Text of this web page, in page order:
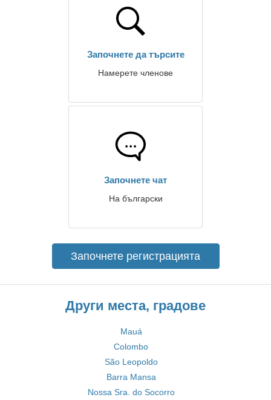
Започнете да търсите
Намерете членове
Започнете чат
На български
Започнете регистрацията
Други места, градове
Mauá
Colombo
São Leopoldo
Barra Mansa
Nossa Sra. do Socorro